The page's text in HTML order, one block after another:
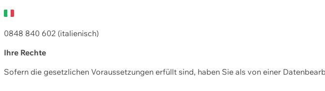
0848 840 602 (italienisch)
Ihre Rechte
Sofern die gesetzlichen Voraussetzungen erfüllt sind, haben Sie als von einer